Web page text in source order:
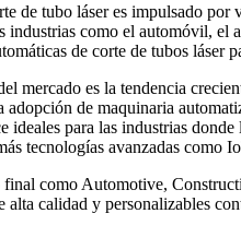
de tubo láser es impulsado
como el automóvil, el
de corte de tubos
mercado es la tendencia
de maquinaria
ideales para las industrias
tecnologías avanzadas como
como Automotive,
alta calidad y personalizables